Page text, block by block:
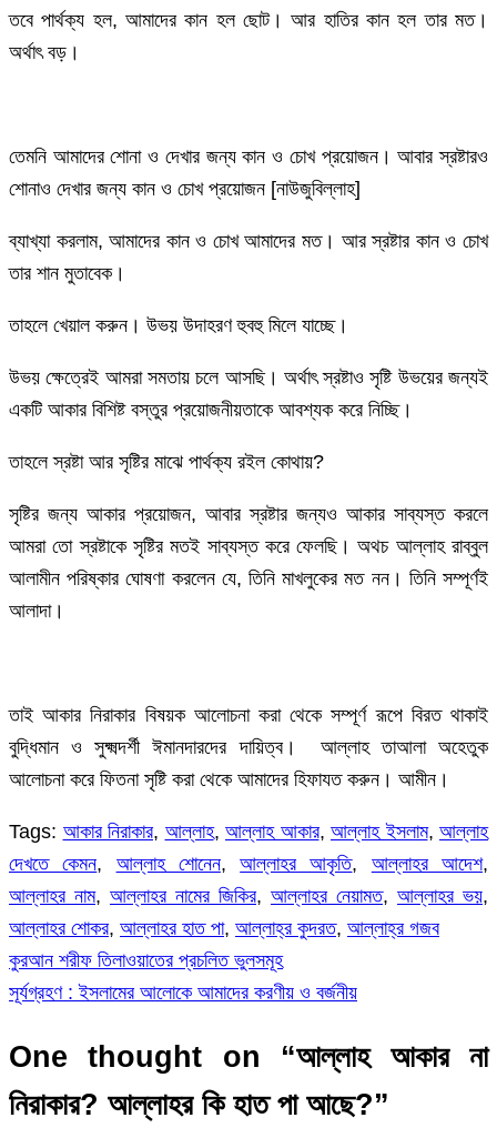
তবে পার্থক্য হল, আমাদের কান হল ছোট। আর হাতির কান হল তার মত।
অর্থাৎ বড়।
তেমনি আমাদের শোনা ও দেখার জন্য কান ও চোখ প্রয়োজন। আবার স্রষ্টারও
শোনাও দেখার জন্য কান ও চোখ প্রয়োজন [নাউজুবিল্লাহ]
ব্যাখ্যা করলাম, আমাদের কান ও চোখ আমাদের মত। আর স্রষ্টার কান ও চোখ
তার শান মুতাবেক।
তাহলে খেয়াল করুন। উভয় উদাহরণ হুবহু মিলে যাচ্ছে।
উভয় ক্ষেত্রেই আমরা সমতায় চলে আসছি। অর্থাৎ স্রষ্টাও সৃষ্টি উভয়ের জন্যই
একটি আকার বিশিষ্ট বস্তুর প্রয়োজনীয়তাকে আবশ্যক করে নিচ্ছি।
তাহলে স্রষ্টা আর সৃষ্টির মাঝে পার্থক্য রইল কোথায়?
সৃষ্টির জন্য আকার প্রয়োজন, আবার স্রষ্টার জন্যও আকার সাব্যস্ত করলে
আমরা তো স্রষ্টাকে সৃষ্টির মতই সাব্যস্ত করে ফেলছি। অথচ আল্লাহ রাব্বুল
আলামীন পরিষ্কার ঘোষণা করলেন যে, তিনি মাখলুকের মত নন। তিনি সম্পূর্ণই
আলাদা।
তাই আকার নিরাকার বিষয়ক আলোচনা করা থেকে সম্পূর্ণ রূপে বিরত থাকাই
বুদ্ধিমান ও সুক্ষ্মদর্শী ঈমানদারদের দায়িত্ব। আল্লাহ তাআলা অহেতুক
আলোচনা করে ফিতনা সৃষ্টি করা থেকে আমাদের হিফাযত করুন। আমীন।
Tags: আকার নিরাকার, আল্লাহ, আল্লাহ আকার, আল্লাহ ইসলাম, আল্লাহ
দেখতে কেমন, আল্লাহ শোনেন,আল্লাহর আকৃতি, আল্লাহর আদেশ,
আল্লাহর নাম, আল্লাহর নামের জিকির, আল্লাহর নেয়ামত, আল্লাহর ভয়,
আল্লাহর শোকর, আল্লাহর হাত পা, আল্লাহ্‌র কুদরত, আল্লাহ্‌র গজব
Post
navigation
কুরআন শরীফ তিলাওয়াতের প্রচলিত ভুলসমূহ
সূর্যগ্রহণ : ইসলামের আলোকে আমাদের করণীয় ও বর্জনীয়
One thought on “আল্লাহ আকার না
নিরাকার? আল্লাহর কি হাত পা আছে?”